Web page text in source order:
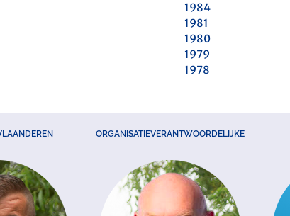
1984
1981
1980
1979
1978
ORGANISATIEVERANTWOORDELIJKE